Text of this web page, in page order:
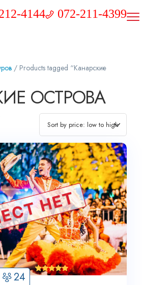
4144 072-211-4399
/ Products tagged “Канарские
ОСТРОВА
24 7
'